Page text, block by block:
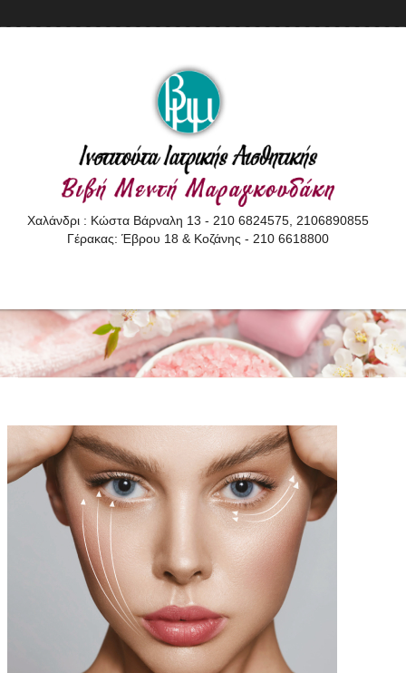
Χαλάνδρι : Κώστα Βάρναλη 13 - 210 6824575, 2106890855
Γέρακας: Έβρου 18 & Κοζάνης - 210 6618800